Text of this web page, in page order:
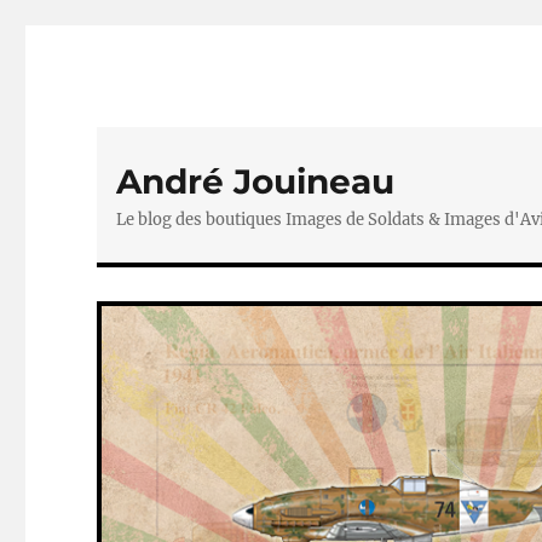
André Jouineau
Le blog des boutiques Images de Soldats & Images